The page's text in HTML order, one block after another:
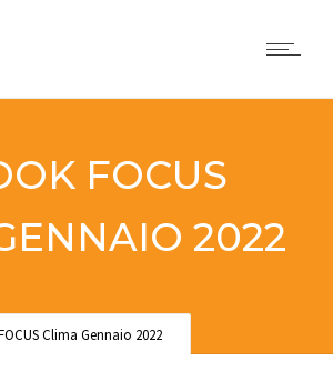
FOCUS
2022
Clima Gennaio 2022